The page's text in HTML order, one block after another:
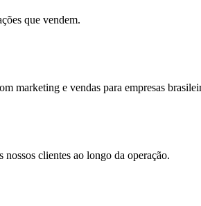
que vendem.
marketing e vendas para empresas
nossos clientes ao longo da operação.